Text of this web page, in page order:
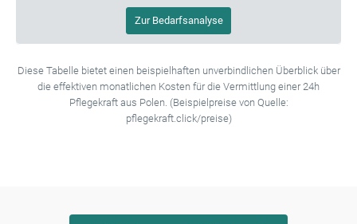
Zur Bedarfsanalyse
Diese Tabelle bietet einen beispielhaften unverbindlichen Überblick über
die effektiven monatlichen Kosten für die Vermittlung einer 24h
Pflegekraft aus Polen. (Beispielpreise von Quelle:
pflegekraft.click/preise)